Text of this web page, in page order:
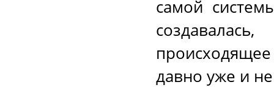
самой
давно уже и